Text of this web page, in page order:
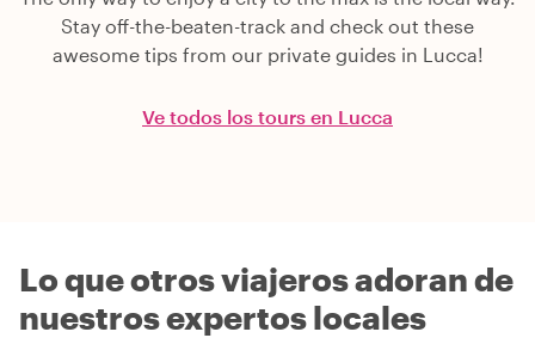
Stay off-the-beaten-track and check out these
awesome tips from our private guides in Lucca!
Ve todos los tours en Lucca
Lo que otros viajeros adoran de
nuestros expertos locales